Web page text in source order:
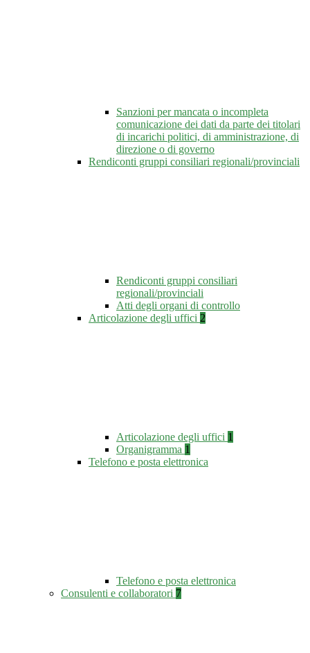
Sanzioni per mancata o incompleta
comunicazione dei dati da parte dei titolari
di incarichi politici, di amministrazione, di
direzione o di governo
Rendiconti gruppi consiliari regionali/provinciali
Rendiconti gruppi consiliari
regionali/provinciali
Atti degli organi di controllo
Articolazione degli uffici 2
Articolazione degli uffici 1
Organigramma 1
Telefono e posta elettronica
Telefono e posta elettronica
Consulenti e collaboratori 7